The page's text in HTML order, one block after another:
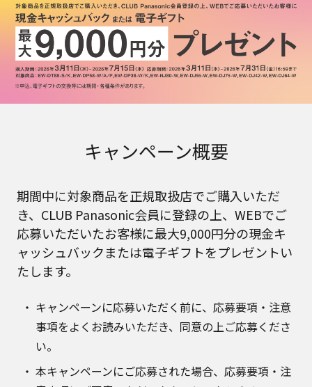
キャンペーン概要
期間中に対象商品を正規取扱店でご購入いただ
き、CLUB Panasonic会員に登録の上、WEBでご
応募いただいたお客様に最大9,000円分の現金キ
ャッシュバックまたは電子ギフトをプレゼントい
たします。
キャンペーンに応募いただく前に、応募要項・注意
事項をよくお読みいただき、同意の上ご応募くださ
い。
本キャンペーンにご応募された場合、応募要項・注